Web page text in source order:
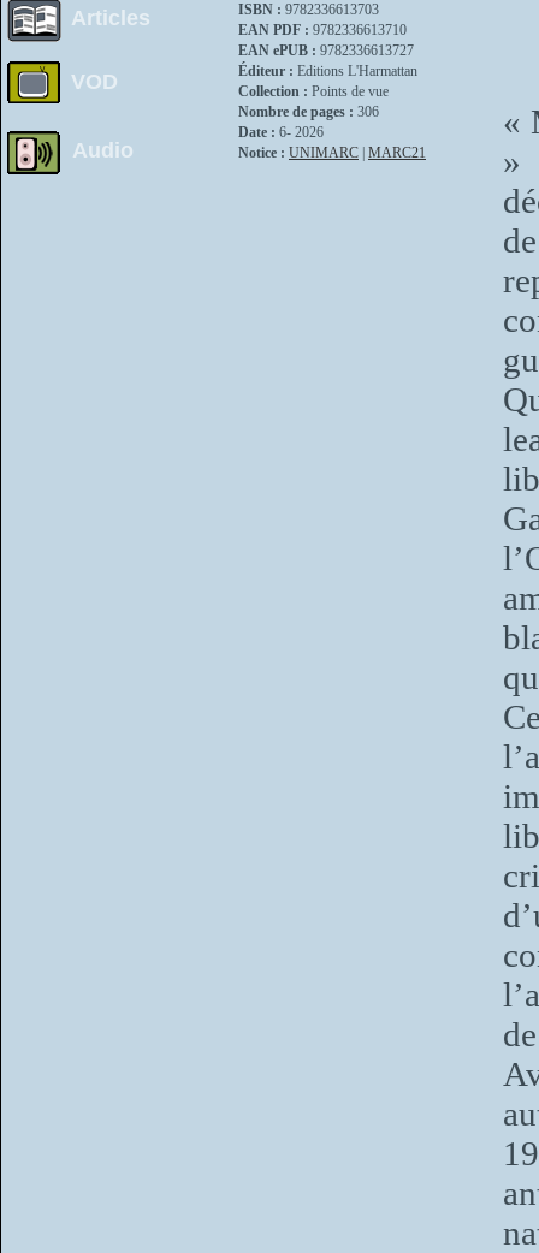
Articles
VOD
Audio
ISBN : 9782336613703
EAN PDF : 9782336613710
EAN ePUB : 9782336613727
Éditeur : Editions L'Harmattan
Collection : Points de vue
Nombre de pages : 306
Date : 6- 2026
Notice : UNIMARC MARC21
«
»